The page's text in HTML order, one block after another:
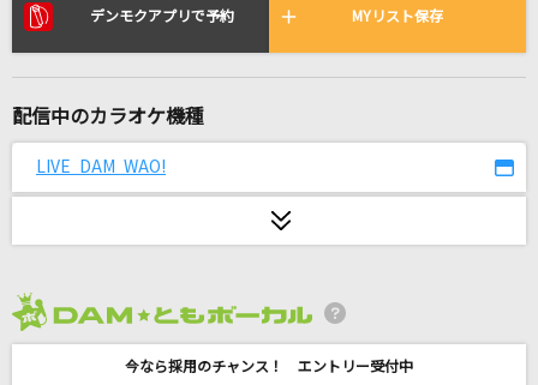
Tear Train
[生音]ロビンソン
スピッツ
[生音]空も飛べるはず
デンモクアプリで予約 MYリスト保存
配信中のカラオケ機種
LIVE DAM WAO!
今なら採用のチャンス！ エントリー受付中